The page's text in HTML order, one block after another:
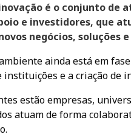
é o conjunto de
e investidores, que
negócios, soluções
ainda está em
e a criação de
estão empresas,
atuam de forma